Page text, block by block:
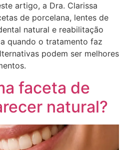
artigo, a Dra. Clarissa
de porcelana, lentes de
natural e reabilitação
quando o tratamento faz
podem ser melhores
faceta de
natural?